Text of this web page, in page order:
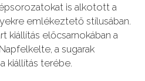
is alkotott a
emlékeztető stílusában.
kiállítás előcsarnokában a
a sugarak
kiállítás terébe.